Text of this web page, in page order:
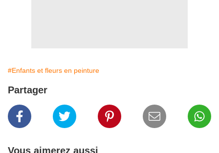
#Enfants et fleurs en peinture
Partager
Vous aimerez aussi